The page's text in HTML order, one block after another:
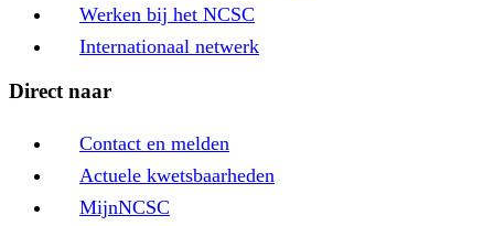
Werken bij het NCSC
Internationaal netwerk
Direct naar
Contact en melden
Actuele kwetsbaarheden
MijnNCSC